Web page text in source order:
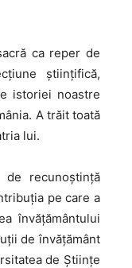
ca reper de
științifică,
istoriei noastre
A trăit toată
lui.
recunoștință
pe care a
învățământului
de învățământ
de Științe